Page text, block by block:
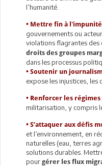
l’humanité.
• Mettre fin à l'impunité
gouvernements ou
violations flagrantes des
droits des groupes
dans les processus
• Soutenir un
expose les injustices, les
• Renforcer les
militarisation, y compris
• S’attaquer aux défis
et l’environnement, en
naturelles (eau, terres
solutions durables.
pour gérer les flux